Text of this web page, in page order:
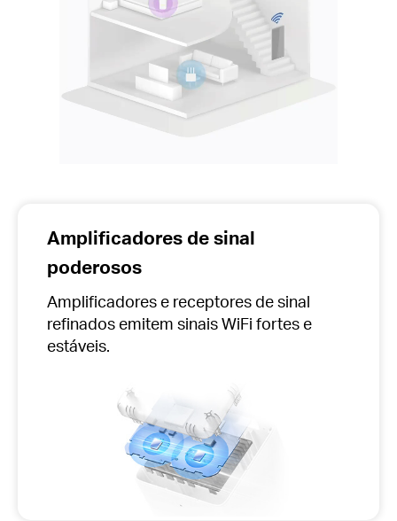
Amplificadores de sinal
poderosos
Amplificadores e receptores de sinal
refinados emitem sinais WiFi fortes e
estáveis.